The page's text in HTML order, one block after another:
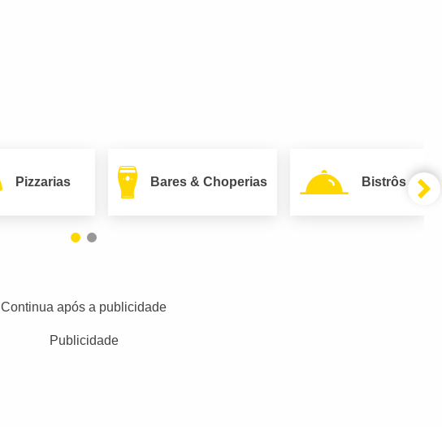
Pizzarias Bares & Choperias Bistrôs
Continua após a publicidade
Publicidade